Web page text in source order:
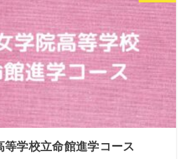
等学校立命館進学コース